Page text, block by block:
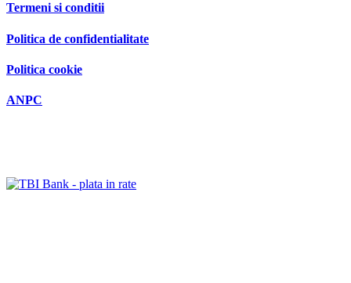
Termeni si conditii
Politica de confidentialitate
Politica cookie
ANPC